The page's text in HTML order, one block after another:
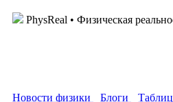
PhysReal • Физическая
Новости физики Блоги